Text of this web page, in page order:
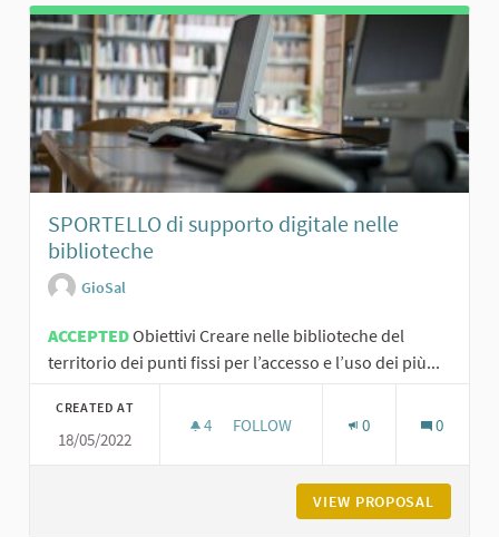
SPORTELLO di supporto digitale nelle
biblioteche
GioSal
ACCEPTEDObiettivi Creare nelle biblioteche del
territorio dei punti fissi per l’accesso e l’uso dei più...
CREATED AT
18/05/2022
4 4 FOLLOWERS
FOLLOW 0 0
VIEW PROPOSAL